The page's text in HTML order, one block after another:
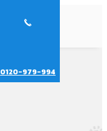
0120-979-994